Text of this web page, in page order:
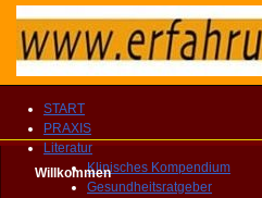
START
PRAXIS
Literatur
Klinisches Kompendium
Gesundheitsratgeber
Willkommen